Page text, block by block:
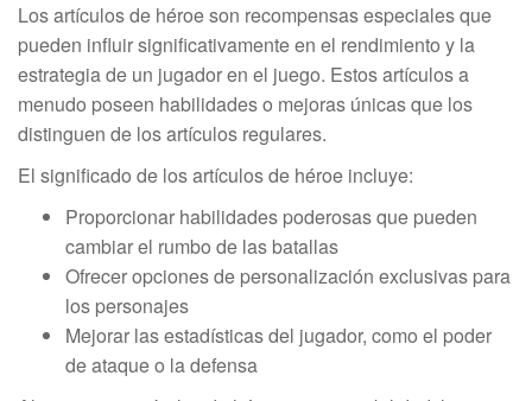
Los artículos de héroe son recompensas especiales que
pueden influir significativamente en el rendimiento y la
estrategia de un jugador en el juego. Estos artículos a
menudo poseen habilidades o mejoras únicas que los
distinguen de los artículos regulares.
El significado de los artículos de héroe incluye:
Proporcionar habilidades poderosas que pueden
cambiar el rumbo de las batallas
Ofrecer opciones de personalización exclusivas para
los personajes
Mejorar las estadísticas del jugador, como el poder
de ataque o la defensa